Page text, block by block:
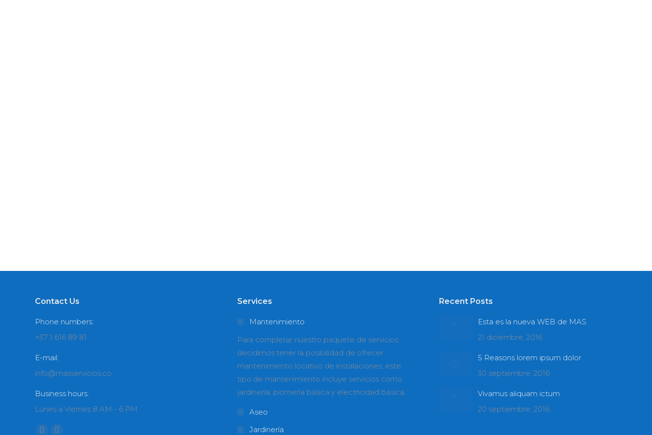
Contact Us
Phone numbers:
+57 1 616 89 81
E-mail:
info@masservicios.co
Business hours:
Lunes a Viernes 8 AM - 6 PM
Encuéntranos en:
Services
Mantenimiento
Para completar nuestro paquete de servicios
decidimos tener la posibilidad de ofrecer
mantenimiento locativo de instalaciones, este
tipo de mantenimiento incluye servicios como
jardinería, plomería básica y electricidad básica.
Aseo
Jardinería
Recent Posts
Esta es la nueva WEB de MAS
21 diciembre, 2016
5 Reasons lorem ipsum dolor
30 septiembre, 2016
Vivamus aliquam ictum
20 septiembre, 2016